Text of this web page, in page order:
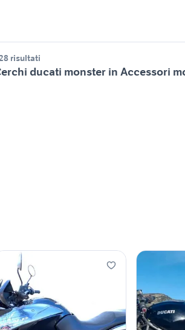
risultati
ducati monster in Accessori